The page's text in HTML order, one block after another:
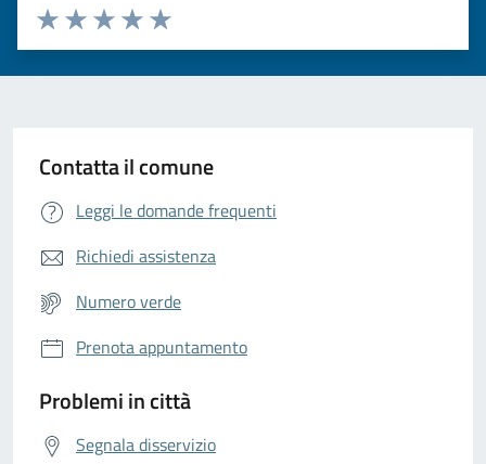
Valuta da 1 a 5 stelle la pagina
Valuta 5 stelle su 5
Valuta 4 stelle su 5
Valuta 3 stelle su 5
Valuta 2 stelle su 5
Valuta 1 stelle su 5
Contatta il comune
Leggi le domande frequenti
Richiedi assistenza
Numero verde
Prenota appuntamento
Problemi in città
Segnala disservizio